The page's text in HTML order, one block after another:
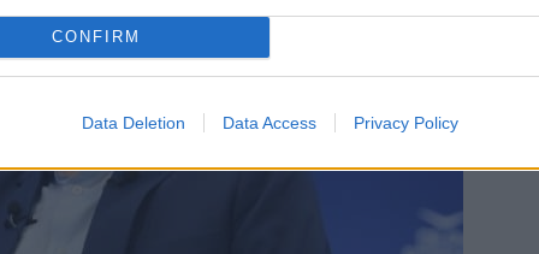
CONFIRM
Data Deletion Data Access Privacy Policy